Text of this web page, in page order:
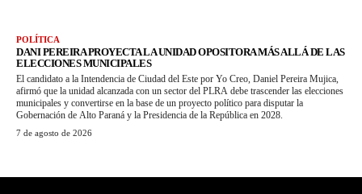
POLÍTICA
DANI PEREIRA PROYECTA LA UNIDAD OPOSITORA MÁS ALLÁ DE LAS
ELECCIONES MUNICIPALES
El candidato a la Intendencia de Ciudad del Este por Yo Creo, Daniel Pereira Mujica,
afirmó que la unidad alcanzada con un sector del PLRA debe trascender las elecciones
municipales y convertirse en la base de un proyecto político para disputar la
Gobernación de Alto Paraná y la Presidencia de la República en 2028.
7 de agosto de 2026